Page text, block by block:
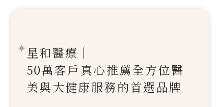
星和醫療｜
50萬客戶真心推薦全方位醫
美與大健康服務的首選品牌